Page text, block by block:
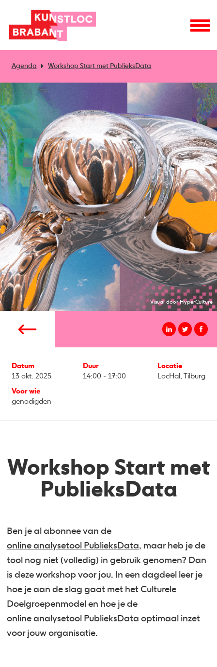
Agenda Workshop Start met PublieksData
Visual door HyperCulture
Datum
13 okt. 2025
Duur
14:00 - 17:00
Locatie
LocHal, Tilburg
Voor wie
genodigden
Workshop Start met
PublieksData
Ben je al abonnee van de
online analysetool PublieksData, maar heb je de
tool nog niet (volledig) in gebruik genomen? Dan
is deze workshop voor jou. In een dagdeel leer je
hoe je aan de slag gaat met het Culturele
Doelgroepenmodel en hoe je de
online analysetool PublieksData optimaal inzet
voor jouw organisatie.